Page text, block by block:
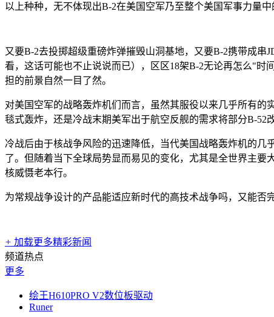
以上种种，无不体现出B-2在美国空军乃至整个美国军事力量
又要B-2去投掷超级重磅炸弹摧毁山洞基地，又要B-2携带成
看，这话可能也不止说说而已），区区18架B-2无论再怎么"
担的前景自然一目了然。
对美国空军的战略轰炸机们而言，虽然其服役以来几乎所有
毯式轰炸，还是冷战末期美军出于航空反舰的需求将部分B-52
冷战后由于核战争风险的迅速降低，当代美国战略轰炸机的
了。但随着当下全球局势显而易见的变化，尤其是全世界主
核威慑老本行。
为常规战争设计的产品能适应新时代的高技术战争吗，又能否
+ 加载更多精彩新闻
频道热点
更多
绘王H610PRO V2数位板驱动
Runer